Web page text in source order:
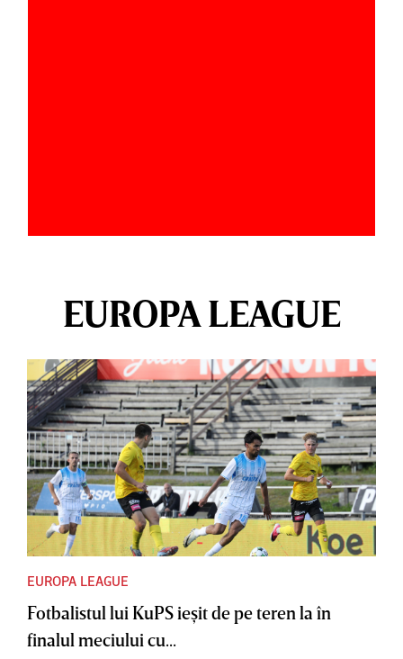
EUROPA LEAGUE
EUROPA LEAGUE
Fotbalistul lui KuPS ieşit de pe teren la în
finalul meciului cu...